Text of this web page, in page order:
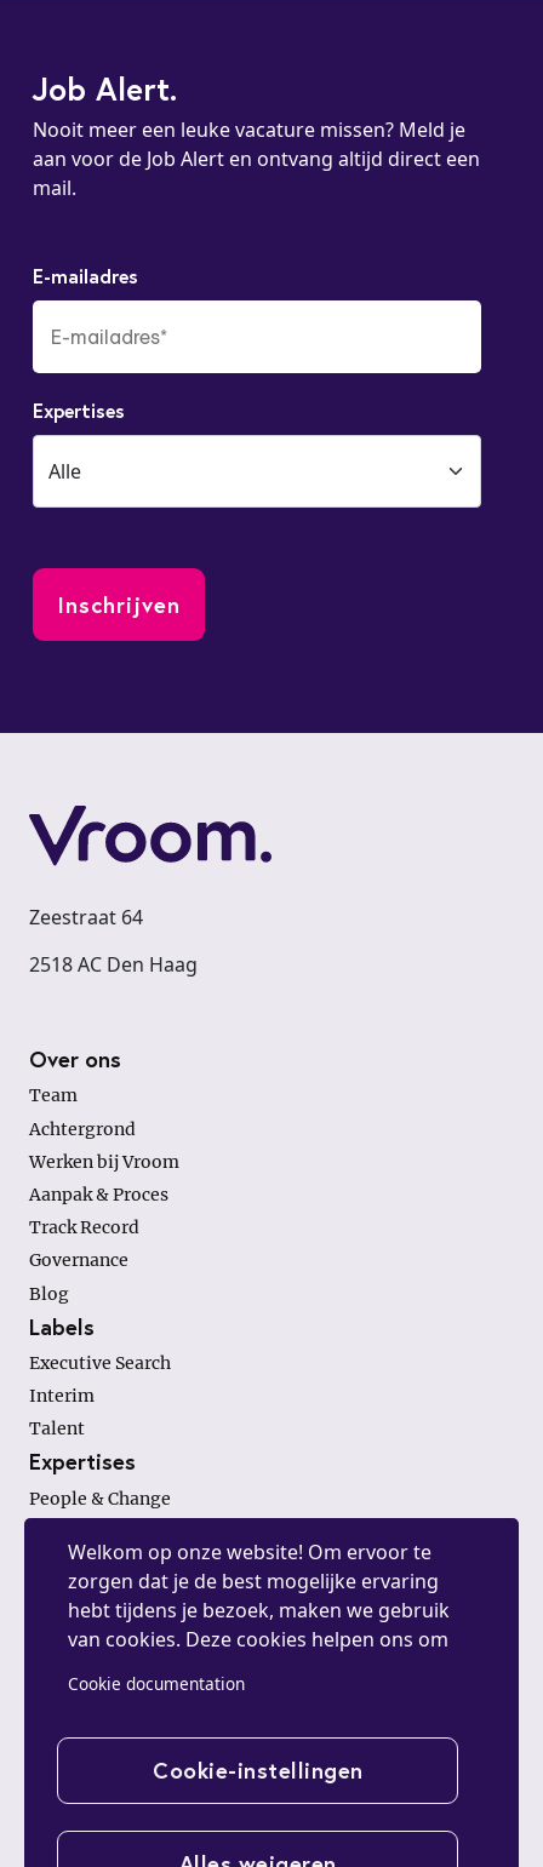
Welkom op onze website! Om ervoor te
zorgen dat je de best mogelijke ervaring
hebt tijdens je bezoek, maken we gebruik
van cookies. Deze cookies helpen ons om
verzamelen en je gepersonaliseerde inhoud
"Accepteren" te klikken, ga je akkoord met
het gebruik van alle cookies op onze
aanpassen in de instellingen. Bedankt dat je
Cookie documentation
Cookie-instellingen
Job Alert.
Nooit meer een leuke vacature missen? Meld je
aan voor de Job Alert en ontvang altijd direct een
mail.
E-mailadres
Expertises
Zeestraat 64
2518 AC Den Haag
Footer
Over ons
Team
Achtergrond
Werken bij Vroom
Aanpak & Proces
Track Record
Governance
Blog
Labels
Executive Search
Interim
Talent
Expertises
People & Change
General Management
Contact.
06- 38 08 35 90